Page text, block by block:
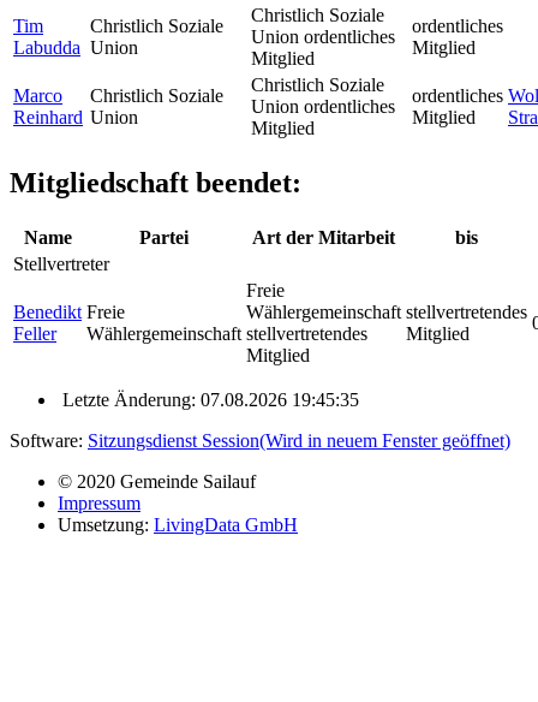
Tim
Labudda
Christlich Soziale
Union
Christlich Soziale
Union ordentliches
Mitglied
ordentliches
Mitglied
Marco
Reinhard
Christlich Soziale
Union
Christlich Soziale
Union ordentliches
Mitglied
ordentliches
Mitglied
Mitgliedschaft beendet:
Name Partei Art der Mitarbeit
bis
Stellvertreter
Benedikt
Feller
Freie
Wählergemeinschaft
Freie
Wählergemeinschaft
stellvertretendes
Mitglied
stellvertretendes
Mitglied
Letzte Änderung: 07.08.2026 19:45:35
Software: Sitzungsdienst Session(Wird in neuem Fenster geöffnet)
© 2020 Gemeinde Sailauf
Impressum
Umsetzung: LivingData GmbH